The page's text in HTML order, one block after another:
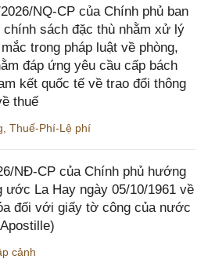
NQ-CP của Chính phủ ban
sách đặc thù nhằm xử lý
trong pháp luật về phòng,
đáp ứng yêu cầu cấp bách
kết quốc tế về trao đổi thông
thuế
Thuế-Phí-Lệ phí
NĐ-CP của Chính phủ hướng
ước La Hay ngày 05/10/1961 về
đối với giấy tờ công của nước
cảnh